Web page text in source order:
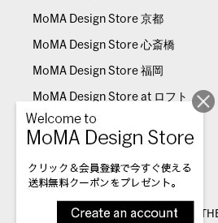
MoMA Design Store 京都
MoMA Design Store 心斎橋
MoMA Design Store 福岡
MoMA Design Store at ロフト
©